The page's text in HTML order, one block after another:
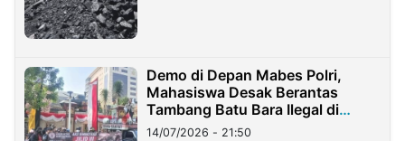
Demo di Depan Mabes Polri,
Mahasiswa Desak Berantas
Tambang Batu Bara Ilegal di
Lampung
14/07/2026 - 21:50